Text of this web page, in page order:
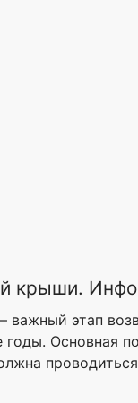
крыши.
важный этап
Основная